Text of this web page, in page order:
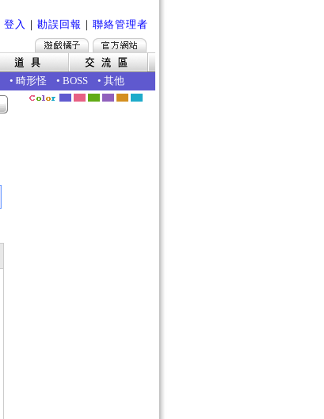
登入 ｜ 勘誤回報 ｜ 聯絡管理者
• 畸形怪 • BOSS • 其他